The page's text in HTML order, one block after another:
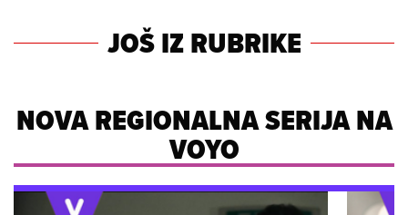
JOŠ IZ RUBRIKE
NOVA REGIONALNA SERIJA NA
VOYO